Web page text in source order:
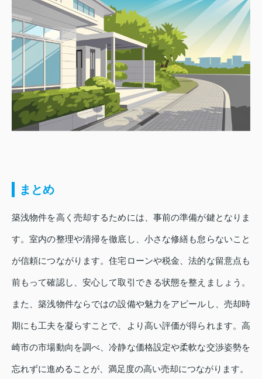
まとめ
築浅物件を高く売却するためには、事前の準備が鍵となりま
す。室内の整理や清掃を徹底し、小さな修繕も怠らないこと
が信頼につながります。住宅ローンや税金、法的な留意点も
前もって確認し、安心して取引できる状態を整えましょう。
また、築浅物件ならではの設備や魅力をアピールし、売却時
期にも工夫を凝らすことで、より高い評価が得られます。高
崎市の市場動向を調べ、冷静な価格設定や柔軟な交渉姿勢を
忘れずに進めることが、満足度の高い売却につながります。